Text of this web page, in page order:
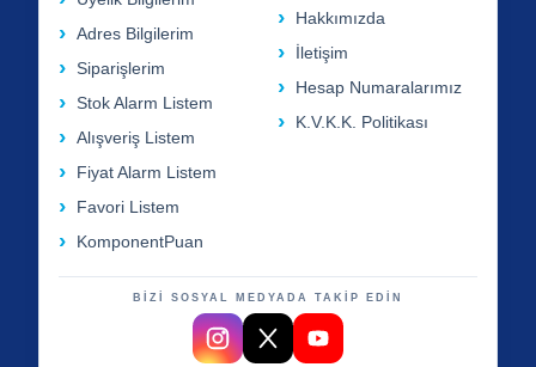
Adres Bilgilerim
Siparişlerim
Stok Alarm Listem
Alışveriş Listem
Fiyat Alarm Listem
Favori Listem
KomponentPuan
Hakkımızda
İletişim
Hesap Numaralarımız
K.V.K.K. Politikası
BİZİ SOSYAL MEDYADA TAKİP EDİN